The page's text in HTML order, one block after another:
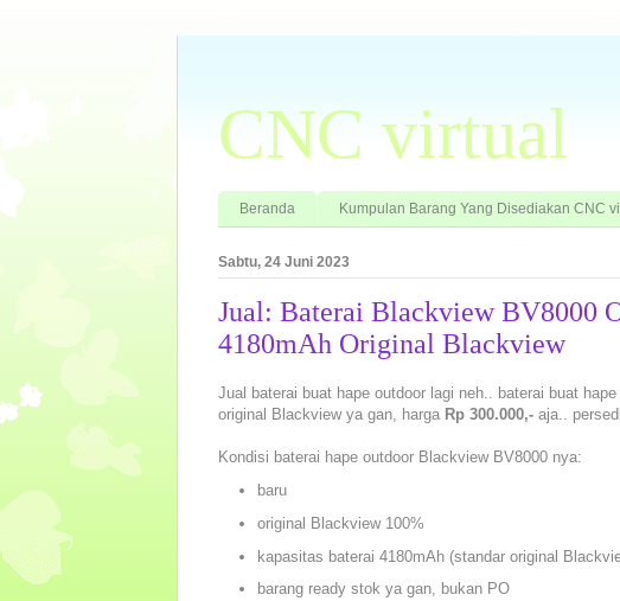
CNC virtual
Beranda Kumpulan Barang Yang Disediakan CNC
Sabtu, 24 Juni 2023
Jual: Baterai Blackview BV8000
4180mAh Original Blackview
Jual baterai buat hape outdoor lagi neh.. baterai buat
original Blackview ya gan, harga Rp 300.000,- aja..
Kondisi baterai hape outdoor Blackview BV8000 nya:
baru
original Blackview 100%
kapasitas baterai 4180mAh (standar original
barang ready stok ya gan, bukan PO